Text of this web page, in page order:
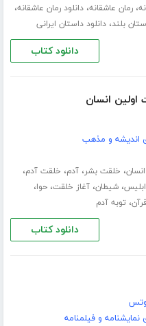
،رمان عاشقانه،دانلود رمان عاشقانه،
بلند،دانلود داستان ایرانی
دانلود کتاب
اولین انسان
اندیشه و مذهب
، خلقت بشر،آدم، خلقت آدم،
ابلیس،شیطان،آغاز خلقت،حوا،
، توبه آدم
دانلود کتاب
و فیلمنامه